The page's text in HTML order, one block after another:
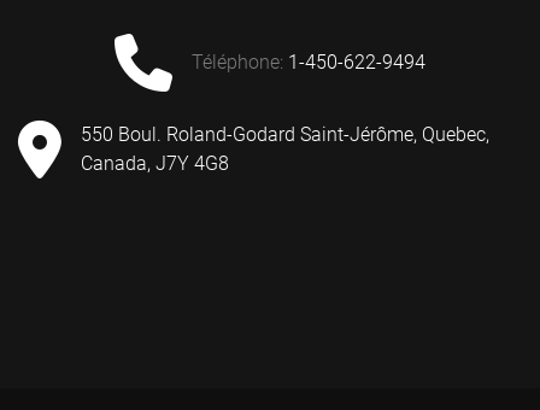
téléphone: 1-450-622-9494
550 Boul. Roland-Godard Saint-Jérôme, Quebec,
Canada, J7Y 4G8